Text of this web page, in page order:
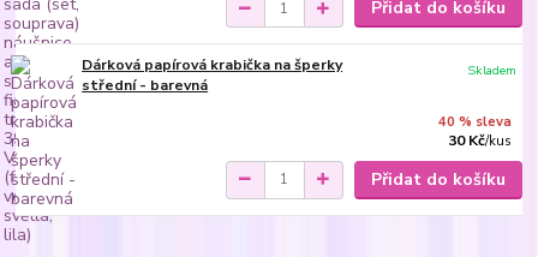
Přidat do košíku
Dárková papírová krabička na šperky
střední - barevná
40 % sleva
30 Kč/kus
Skladem
Přidat do košíku